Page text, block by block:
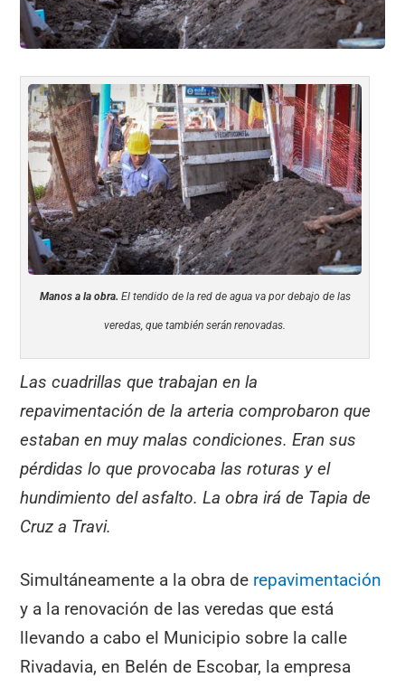
Manos a la obra. El tendido de la red de agua va por debajo de las
veredas, que también serán renovadas.
Las cuadrillas que trabajan en la
repavimentación de la arteria comprobaron que
estaban en muy malas condiciones. Eran sus
pérdidas lo que provocaba las roturas y el
hundimiento del asfalto. La obra irá de Tapia de
Cruz a Travi.
Simultáneamente a la obra de repavimentación
y a la renovación de las veredas que está
llevando a cabo el Municipio sobre la calle
Rivadavia, en Belén de Escobar, la empresa